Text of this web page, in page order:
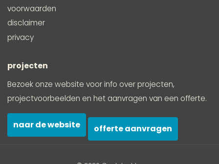
voorwaarden
disclaimer
privacy
projecten
Bezoek onze website voor info over projecten,
projectvoorbeelden en het aanvragen van een offerte.
naar de website offerte aanvragen